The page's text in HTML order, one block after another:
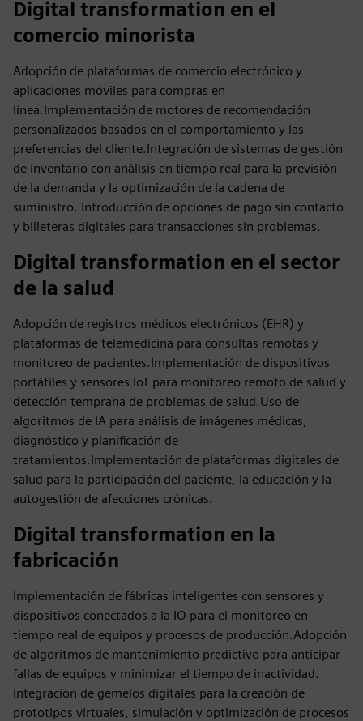
Digital transformation en el
comercio minorista
Adopción de plataformas de comercio electrónico y
aplicaciones móviles para compras en
línea.Implementación de motores de recomendación
personalizados basados en el comportamiento y las
preferencias del cliente.Integración de sistemas de gestión
de inventario con análisis en tiempo real para la previsión
de la demanda y la optimización de la cadena de
suministro. Introducción de opciones de pago sin contacto
y billeteras digitales para transacciones sin problemas.
Digital transformation en el sector
de la salud
Adopción de registros médicos electrónicos (EHR) y
plataformas de telemedicina para consultas remotas y
monitoreo de pacientes.Implementación de dispositivos
portátiles y sensores IoT para monitoreo remoto de salud y
detección temprana de problemas de salud.Uso de
algoritmos de IA para análisis de imágenes médicas,
diagnóstico y planificación de
tratamientos.Implementación de plataformas digitales de
salud para la participación del paciente, la educación y la
autogestión de afecciones crónicas.
Digital transformation en la
fabricación
Implementación de fábricas inteligentes con sensores y
dispositivos conectados a la IO para el monitoreo en
tiempo real de equipos y procesos de producción.Adopción
de algoritmos de mantenimiento predictivo para anticipar
fallas de equipos y minimizar el tiempo de inactividad.
Integración de gemelos digitales para la creación de
prototipos virtuales, simulación y optimización de procesos